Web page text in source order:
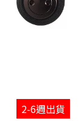
2-6週出貨